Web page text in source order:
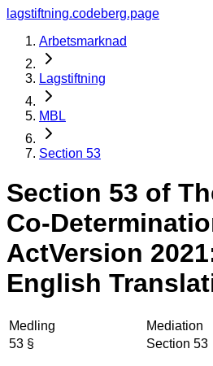
lagstiftning.codeberg.page
Arbetsmarknad
Lagstiftning
MBL
Section 53
Section 53 of
Co-
ActVersion
English
Medling
Mediation
53 §
Section 53